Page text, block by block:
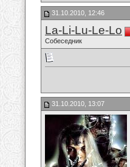
31.10.2010, 12:46
La-Li-Lu-Le-Lo
Собеседник
31.10.2010, 13:07